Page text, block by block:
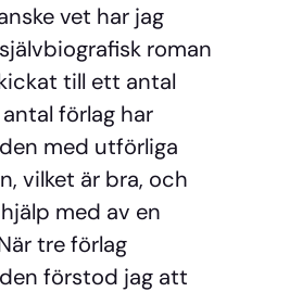
vet har jag
roman
till ett antal
förlag har
med utförliga
vilket är bra, och
med av en
tre förlag
förstod jag att